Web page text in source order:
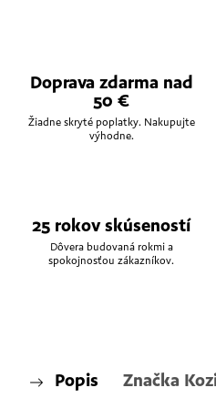
Doprava zdarma nad
50 €
Žiadne skryté poplatky. Nakupujte
výhodne.
25 rokov skúseností
Dôvera budovaná rokmi a
spokojnosťou zákazníkov.
Popis Značka